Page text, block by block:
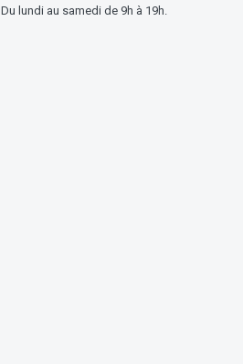
Du lundi au samedi de 9h à 19h.